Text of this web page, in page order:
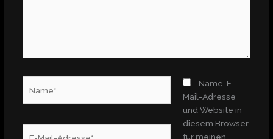
Name, E-
Mail-Adresse
und Website in
diesem Browser
für meinen